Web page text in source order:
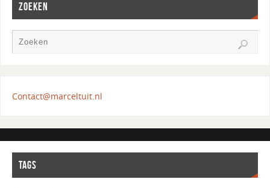
ZOEKEN
Contact@marceltuit.nl
TAGS